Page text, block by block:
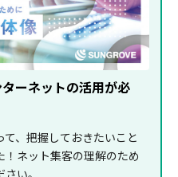
ーネットの活用が必
、把握しておきたいこと
ネット集客の理解のため
い。